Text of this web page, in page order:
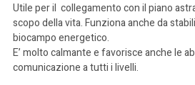
Utile per il collegamento con il piano
scopo della vita. Funziona anche da
biocampo energetico.
E’ molto calmante e favorisce anche le
comunicazione a tutti i livelli.